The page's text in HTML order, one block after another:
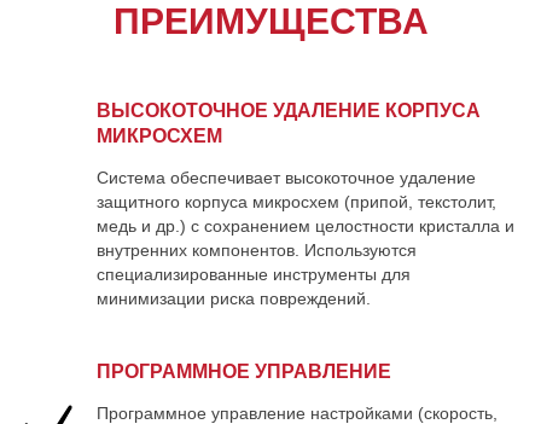
ПРЕИМУЩЕСТВА
ВЫСОКОТОЧНОЕ УДАЛЕНИЕ КОРПУСА
МИКРОСХЕМ
Система обеспечивает высокоточное удаление
защитного корпуса микросхем (припой, текстолит,
медь и др.) с сохранением целостности кристалла и
внутренних компонентов. Используются
специализированные инструменты для
минимизации риска повреждений.
ПРОГРАММНОЕ УПРАВЛЕНИЕ
Программное управление настройками (скорость,